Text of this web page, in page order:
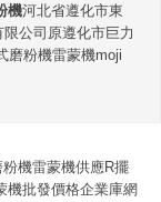
機河北省遵化市東
公司原遵化市巨力
磨粉機雷蒙機moji
機雷蒙機供應R擺
機批發價格企業庫網